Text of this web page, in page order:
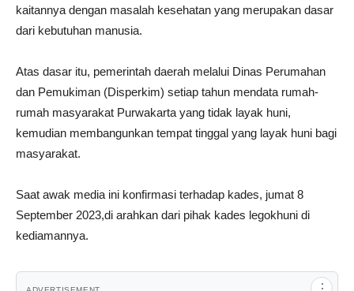
kaitannya dengan masalah kesehatan yang merupakan dasar
dari kebutuhan manusia.
Atas dasar itu, pemerintah daerah melalui Dinas Perumahan
dan Pemukiman (Disperkim) setiap tahun mendata rumah-
rumah masyarakat Purwakarta yang tidak layak huni,
kemudian membangunkan tempat tinggal yang layak huni bagi
masyarakat.
Saat awak media ini konfirmasi terhadap kades, jumat 8
September 2023,di arahkan dari pihak kades legokhuni di
kediamannya.
⋮